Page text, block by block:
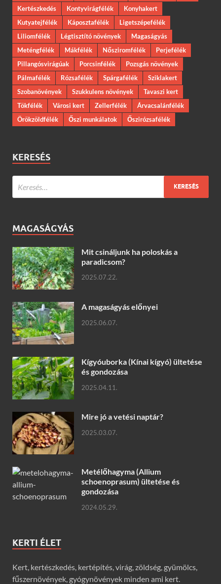
Kertészkedés
Kontyvirágfélék
Konyhakert
Kutyatejfélék
Káposztafélék
Ligetszépefélék
Liliomfélék
Légtisztító növények
Magaságyás
Meténgfélék
Mákfélék Nősziromfélék
Perjefélék
Pillangósvirágúak
Porcsinfélék
Pozsgás növények
Pálmafélék
Rózsafélék Spárgafélék
Sziklakert
Szobanövények
Szukkulens növények
Tavaszi kert
Tökfélék
Városi kert Zellerfélék
Árvacsalánfélék
Örökzöldfélék
Őszi munkálatok Őszirózsafélék
KERESÉS
MAGASÁGYÁS
Mit csináljunk ha poloskás a
paradicsom?
2025.07.22.
A magaságyás előnyei
2025.06.07.
Kígyóuborka (Kínai kígyó) ültetése
és gondozása
2025.04.11.
Mire jó a vetési naptár?
2025.03.07.
Metélőhagyma (Allium
schoenoprasum) ültetése és
gondozása
2024.05.29.
KERTI ÉLET
Kert, kertészkedés, kertépítés, virág, zöldség, gyümölcs,
fűszernövények, gyógynövények minden ami kert.